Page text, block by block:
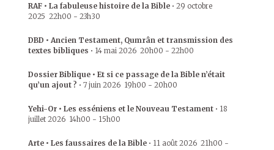
RAF • La fabuleuse histoire de la Bible • 29 octobre
2025 22h00 - 23h30
DBD • Ancien Testament, Qumrân et transmission des
textes bibliques • 14 mai 2026 20h00 - 22h00
Dossier Biblique • Et si ce passage de la Bible n’était
qu’un ajout ? • 7 juin 2026 19h00 - 20h00
Yehi-Or • Les esséniens et le Nouveau Testament • 18
juillet 2026 14h00 - 15h00
Arte • Les faussaires de la Bible • 11 août 2026 21h00 -